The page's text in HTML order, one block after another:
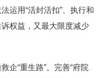
运用“活封活扣”、执行和
权益，又最大限度减少
企“重生路”。完善“府院